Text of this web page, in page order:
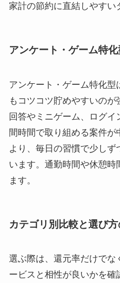
家計の節約に直結しやすい
アンケート・ゲーム特化
アンケート・ゲーム特化型
もコツコツ貯めやすいのが
回答やミニゲーム、ログイ
間時間で取り組める案件が
より、毎日の習慣で少しず
います。通勤時間や休憩時
ます。
カテゴリ別比較と選び方
選ぶ際は、還元率だけでな
ービスと相性が良いかを確